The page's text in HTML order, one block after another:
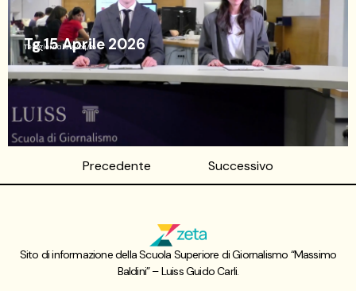
Tg 15 Aprile 2026
Telegiornale15/04/26
Precedente Successivo
Sito di informazione della Scuola Superiore di Giornalismo “Massimo
Baldini” – Luiss Guido Carli.